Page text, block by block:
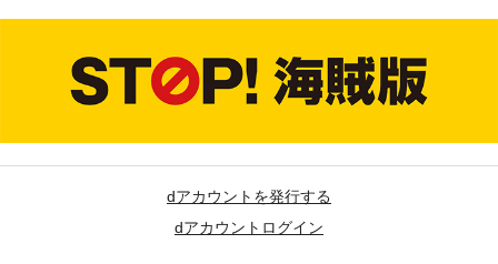
dアカウントを発行する
dアカウントログイン